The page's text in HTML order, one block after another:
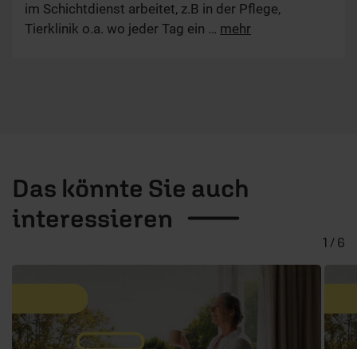
im Schichtdienst arbeitet, z.B in der Pflege,
Tierklinik o.a. wo jeder Tag ein … mehr
Das könnte Sie auch
interessieren
1 / 6